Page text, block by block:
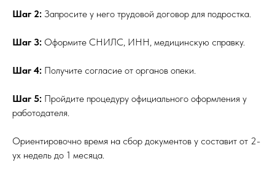
Шаг 2: Запросите у него трудовой договор для подростка.
Шаг 3: Оформите СНИЛС, ИНН, медицинскую справку.
Шаг 4: Получите согласие от органов опеки.
Шаг 5: Пройдите процедуру официального оформления у
работодателя.
Ориентировочно время на сбор документов у составит от 2-
ух недель до 1 месяца.